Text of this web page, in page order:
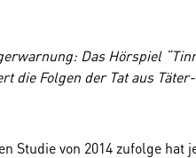
Das Hörspiel
die Folgen der Tat aus
Studie von 2014 zufolge